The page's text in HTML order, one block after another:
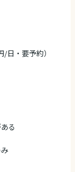
日・要予約）
る